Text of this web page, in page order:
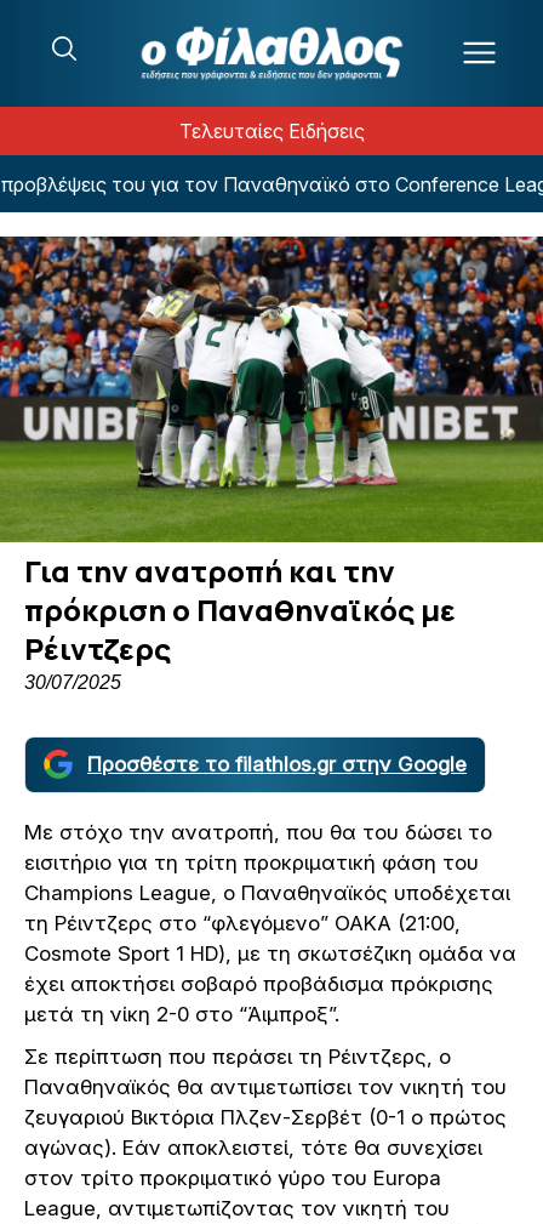
Τελευταίες Ειδήσεις
του για τον Παναθηναϊκό στο Conference
Για την ανατροπή και την
πρόκριση ο Παναθηναϊκός με
Ρέιντζερς
30/07/2025
Προσθέστε το filathlos.gr στην Google
Με στόχο την ανατροπή, που θα του δώσει το
εισιτήριο για τη τρίτη προκριματική φάση του
Champions League, ο Παναθηναϊκός υποδέχεται
τη Ρέιντζερς στο “φλεγόμενο” ΟΑΚΑ (21:00,
Cosmote Sport 1 HD), με τη σκωτσέζικη ομάδα να
έχει αποκτήσει σοβαρό προβάδισμα πρόκρισης
μετά τη νίκη 2-0 στο “Άιμπροξ”.
Σε περίπτωση που περάσει τη Ρέιντζερς, ο
Παναθηναϊκός θα αντιμετωπίσει τον νικητή του
ζευγαριού Βικτόρια Πλζεν-Σερβέτ (0-1 ο πρώτος
αγώνας). Εάν αποκλειστεί, τότε θα συνεχίσει
στον τρίτο προκριματικό γύρο του Europa
League, αντιμετωπίζοντας τον νικητή του